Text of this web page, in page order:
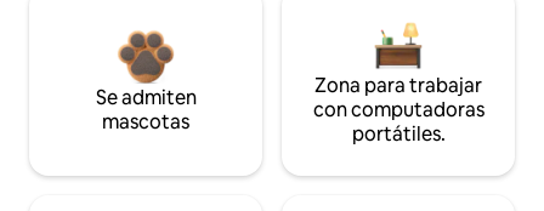
Se admiten
mascotas
Zona para trabajar
con computadoras
portátiles.